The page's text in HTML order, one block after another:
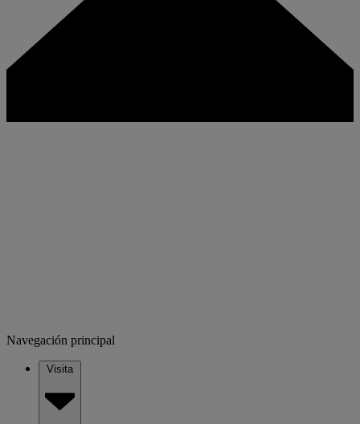
Navegación principal
Visita